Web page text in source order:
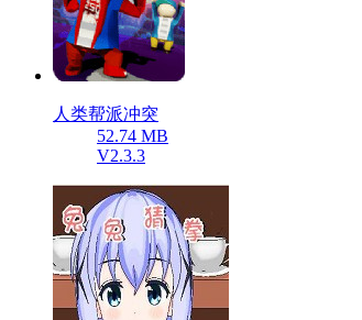
人类帮派冲突
52.74 MB
V2.3.3